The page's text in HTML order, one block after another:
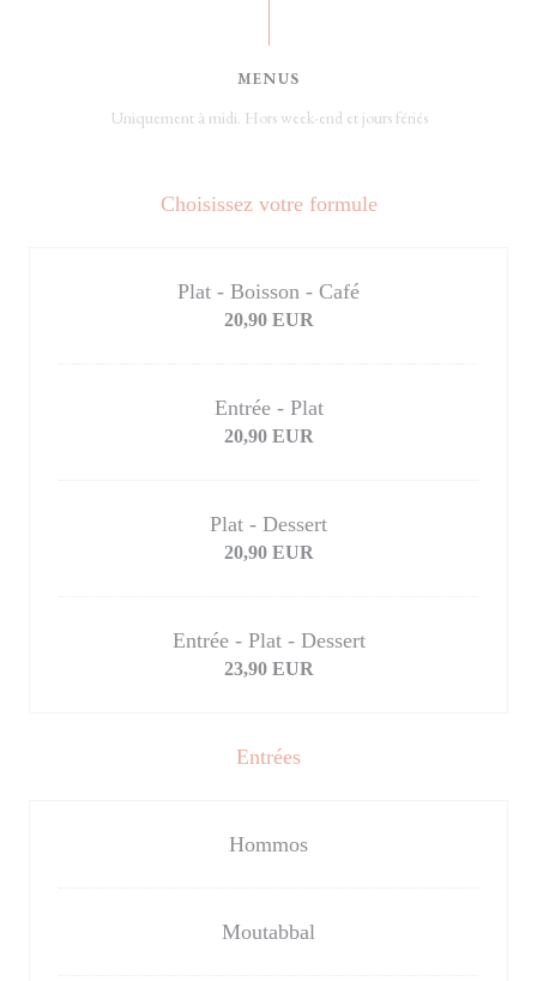
MENUS
Uniquement à midi. Hors week-end et jours fériés
Choisissez votre formule
Plat - Boisson - Café
20,90 EUR
Entrée - Plat
20,90 EUR
Plat - Dessert
20,90 EUR
Entrée - Plat - Dessert
23,90 EUR
Entrées
Hommos
Moutabbal